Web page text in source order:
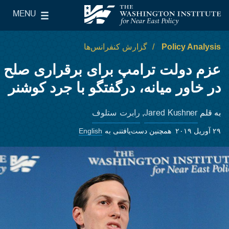
The Washington Institute for Near East Policy
MENU
Main Menu
Policy Analysis گزارش کنفرانس‌ها
عزم دولت ترامپ برای برقراری صلح
در خاور میانه، درگفتگو با جرد کوشنر
به قلم Jared Kushner
, رابرت ستلوف
۲۹ آوریل ۲۰۱۹ همچنین دست‌یافتنی به English